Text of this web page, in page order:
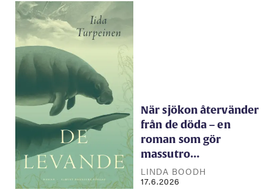
När sjökon återvänder
från de döda – en
roman som gör
massutro…
LINDA BOODH
17.6.2026